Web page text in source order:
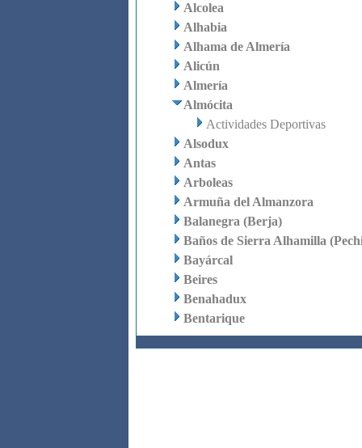
Alcolea
Alhabia
Alhama de Almería
Alicún
Almería
Almócita
Actividades Deportivas
Alsodux
Antas
Arboleas
Armuña del Almanzora
Balanegra (Berja)
Baños de Sierra Alhamilla
Bayárcal
Beires
Benahadux
Bentarique